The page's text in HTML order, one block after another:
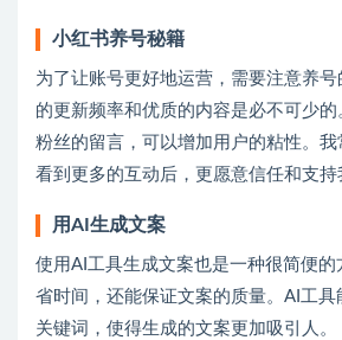
小红书养号秘籍
为了让账号更好地运营，需要注意养
的更新频率和优质的内容是必不可少
粉丝的留言，可以增加用户的粘性。
看到更多的互动后，更愿意信任和支持
用AI生成文案
使用AI工具生成文案也是一种很简便
省时间，还能保证文案的质量。AI工具
关键词，使得生成的文案更加吸引人。